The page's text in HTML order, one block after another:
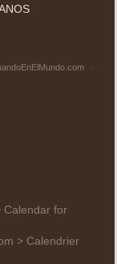
Calendar for
> Calendrier